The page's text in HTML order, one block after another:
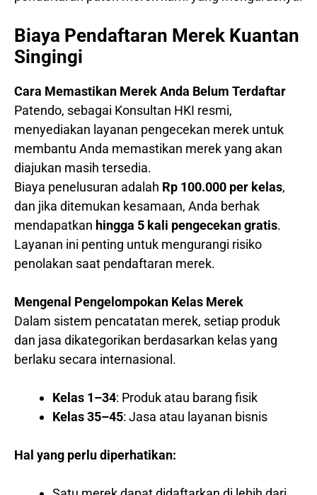
Biaya Pendaftaran Merek Kuantan
Singingi
Cara Memastikan Merek Anda Belum Terdaftar
Patendo, sebagai Konsultan HKI resmi,
menyediakan layanan pengecekan merek untuk
membantu Anda memastikan merek yang akan
diajukan masih tersedia.
Biaya penelusuran adalah Rp 100.000 per kelas,
dan jika ditemukan kesamaan, Anda berhak
mendapatkan hingga 5 kali pengecekan gratis.
Layanan ini penting untuk mengurangi risiko
penolakan saat pendaftaran merek.
Mengenal Pengelompokan Kelas Merek
Dalam sistem pencatatan merek, setiap produk
dan jasa dikategorikan berdasarkan kelas yang
berlaku secara internasional.
Kelas 1–34: Produk atau barang fisik
Kelas 35–45: Jasa atau layanan bisnis
Hal yang perlu diperhatikan: